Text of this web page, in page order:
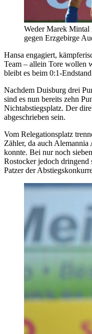
Weder Marek Mintal
gegen Erzgebirge
Hansa engagiert,
Team – allein Tore wollen
bleibt es beim 0:1-
Nachdem Duisburg drei
sind es nun bereits zehn
Nichtabstiegsplatz. Der
abgeschrieben sein.
Vom Relegationsplatz
Zähler, da auch
konnte. Bei nur noch
Rostocker jedoch
Patzer der